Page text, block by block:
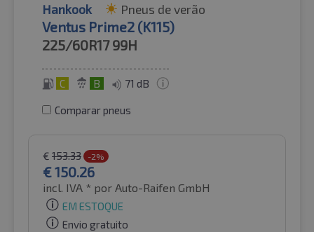
Hankook Pneus de verão
Ventus Prime2 (K115)
225/60R17 99H
C B 71 dB
Comparar pneus
€ 153.33 -2%
€150.26
incl. IVA * por Auto-Raifen GmbH
EM ESTOQUE
Envio gratuito